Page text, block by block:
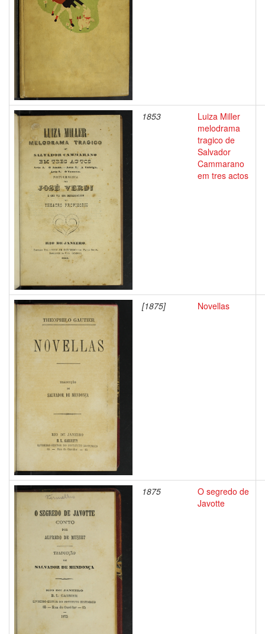
1853
Luiza Miller
melodrama
tragico de
Salvador
Cammarano
em tres actos
[1875] Novellas
1875
O segredo de
Javotte